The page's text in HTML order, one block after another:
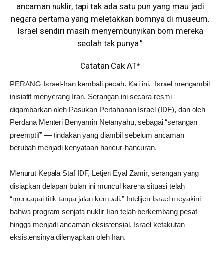
ancaman nuklir, tapi tak ada satu pun yang mau jadi
negara pertama yang meletakkan bomnya di museum.
Israel sendiri masih menyembunyikan bom mereka
seolah tak punya.”
Catatan Cak AT*
PERANG Israel-Iran kembali pecah. Kali ini, Israel mengambil
inisiatif menyerang Iran. Serangan ini secara resmi
digambarkan oleh Pasukan Pertahanan Israel (IDF), dan oleh
Perdana Menteri Benyamin Netanyahu, sebagai “serangan
preemptif” — tindakan yang diambil sebelum ancaman
berubah menjadi kenyataan hancur-hancuran.
Menurut Kepala Staf IDF, Letjen Eyal Zamir, serangan yang
disiapkan delapan bulan ini muncul karena situasi telah
“mencapai titik tanpa jalan kembali.” Intelijen Israel meyakini
bahwa program senjata nuklir Iran telah berkembang pesat
hingga menjadi ancaman eksistensial. Israel ketakutan
eksistensinya dilenyapkan oleh Iran.